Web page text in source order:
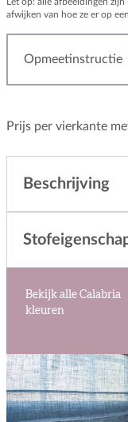
afwijken van hoe ze er op
Opmeetinstructie
Prijs per vierkante
Beschrijving
Bekijk alle Calabria
kleuren